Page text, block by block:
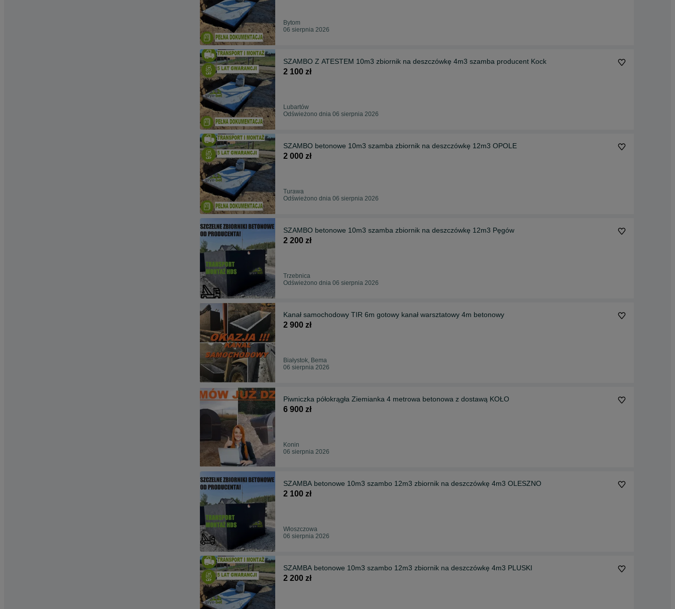
Bytom
06 sierpnia 2026
SZAMBO Z ATESTEM 10m3 zbiornik na deszczówkę 4m3 szamba producent Kock
2 100 zł
Lubartów
Odświeżono dnia 06 sierpnia 2026
SZAMBO betonowe 10m3 szamba zbiornik na deszczówkę 12m3 OPOLE
2 000 zł
Turawa
Odświeżono dnia 06 sierpnia 2026
SZAMBO betonowe 10m3 szamba zbiornik na deszczówkę 12m3 Pęgów
2 200 zł
Trzebnica
Odświeżono dnia 06 sierpnia 2026
Kanał samochodowy TIR 6m gotowy kanał warsztatowy 4m betonowy
2 900 zł
Białystok, Bema
06 sierpnia 2026
Piwniczka półokrągła Ziemianka 4 metrowa betonowa z dostawą KOŁO
6 900 zł
Konin
06 sierpnia 2026
SZAMBA betonowe 10m3 szambo 12m3 zbiornik na deszczówkę 4m3 OLESZNO
2 100 zł
Włoszczowa
06 sierpnia 2026
SZAMBA betonowe 10m3 szambo 12m3 zbiornik na deszczówkę 4m3 PLUSKI
2 200 zł